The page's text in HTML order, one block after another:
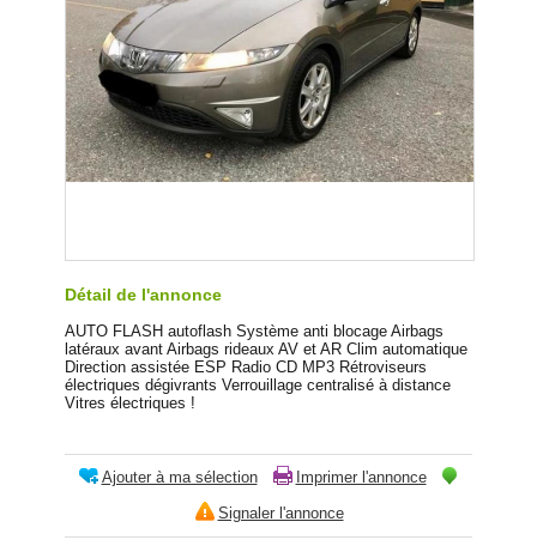
Détail de l'annonce
AUTO FLASH autoflash Système anti blocage Airbags
latéraux avant Airbags rideaux AV et AR Clim automatique
Direction assistée ESP Radio CD MP3 Rétroviseurs
électriques dégivrants Verrouillage centralisé à distance
Vitres électriques !
Ajouter à ma sélection
Imprimer l'annonce
Signaler l'annonce